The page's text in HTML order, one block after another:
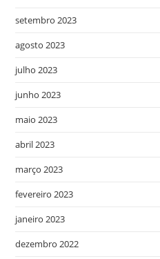
setembro 2023
agosto 2023
julho 2023
junho 2023
maio 2023
abril 2023
março 2023
fevereiro 2023
janeiro 2023
dezembro 2022